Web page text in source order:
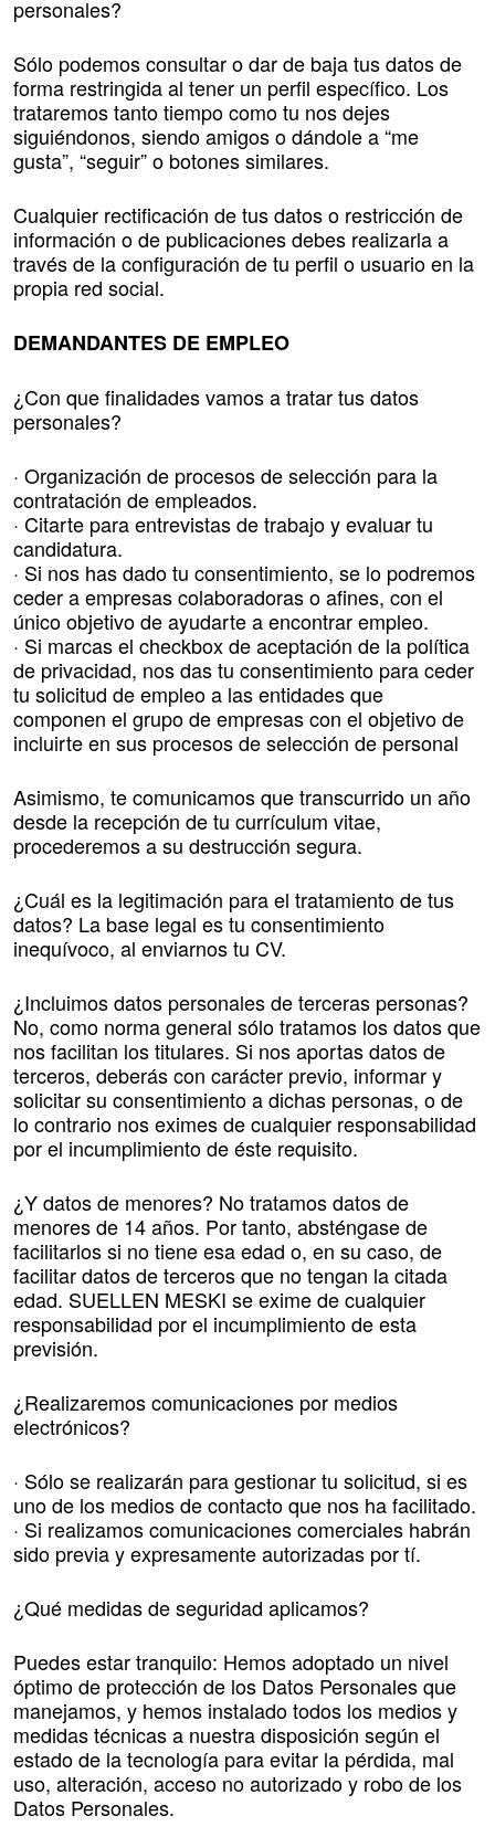
personales?
Sólo podemos consultar o dar de baja tus datos de
forma restringida al tener un perfil específico. Los
trataremos tanto tiempo como tu nos dejes
siguiéndonos, siendo amigos o dándole a “me
gusta”, “seguir” o botones similares.
Cualquier rectificación de tus datos o restricción de
información o de publicaciones debes realizarla a
través de la configuración de tu perfil o usuario en la
propia red social.
DEMANDANTES DE EMPLEO
¿Con que finalidades vamos a tratar tus datos
personales?
· Organización de procesos de selección para la
contratación de empleados.
· Citarte para entrevistas de trabajo y evaluar tu
candidatura.
· Si nos has dado tu consentimiento, se lo podremos
ceder a empresas colaboradoras o afines, con el
único objetivo de ayudarte a encontrar empleo.
· Si marcas el checkbox de aceptación de la política
de privacidad, nos das tu consentimiento para ceder
tu solicitud de empleo a las entidades que
componen el grupo de empresas con el objetivo de
incluirte en sus procesos de selección de personal
Asimismo, te comunicamos que transcurrido un año
desde la recepción de tu currículum vitae,
procederemos a su destrucción segura.
¿Cuál es la legitimación para el tratamiento de tus
datos? La base legal es tu consentimiento
inequívoco, al enviarnos tu CV.
¿Incluimos datos personales de terceras personas?
No, como norma general sólo tratamos los datos que
nos facilitan los titulares. Si nos aportas datos de
terceros, deberás con carácter previo, informar y
solicitar su consentimiento a dichas personas, o de
lo contrario nos eximes de cualquier responsabilidad
por el incumplimiento de éste requisito.
¿Y datos de menores? No tratamos datos de
menores de 14 años. Por tanto, absténgase de
facilitarlos si no tiene esa edad o, en su caso, de
facilitar datos de terceros que no tengan la citada
edad. SUELLEN MESKI se exime de cualquier
responsabilidad por el incumplimiento de esta
previsión.
¿Realizaremos comunicaciones por medios
electrónicos?
· Sólo se realizarán para gestionar tu solicitud, si es
uno de los medios de contacto que nos ha facilitado.
· Si realizamos comunicaciones comerciales habrán
sido previa y expresamente autorizadas por tí.
¿Qué medidas de seguridad aplicamos?
Puedes estar tranquilo: Hemos adoptado un nivel
óptimo de protección de los Datos Personales que
manejamos, y hemos instalado todos los medios y
medidas técnicas a nuestra disposición según el
estado de la tecnología para evitar la pérdida, mal
uso, alteración, acceso no autorizado y robo de los
Datos Personales.